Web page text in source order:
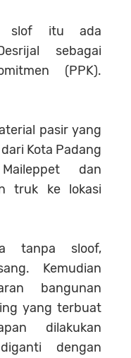
slof itu ada
sebagai
(PPK).
pasir yang
Kota Padang
dan
truk ke lokasi
tanpa sloof,
Kemudian
bangunan
yang terbuat
dilakukan
dengan